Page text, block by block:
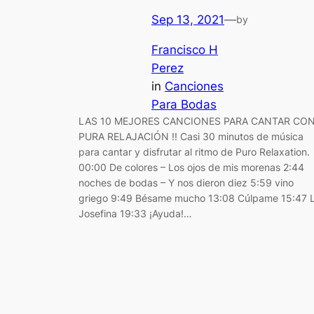
Sep 13, 2021—by
Francisco H
Perez
in Canciones
Para Bodas
LAS 10 MEJORES CANCIONES PARA CANTAR
PURA RELAJACIÓN !! Casi 30 minutos de música
para cantar y disfrutar al ritmo de Puro Relaxation.
00:00 De colores – Los ojos de mis morenas 2:44
noches de bodas – Y nos dieron diez 5:59 vino
griego 9:49 Bésame mucho 13:08 Cúlpame 15:47
Josefina 19:33 ¡Ayuda!…